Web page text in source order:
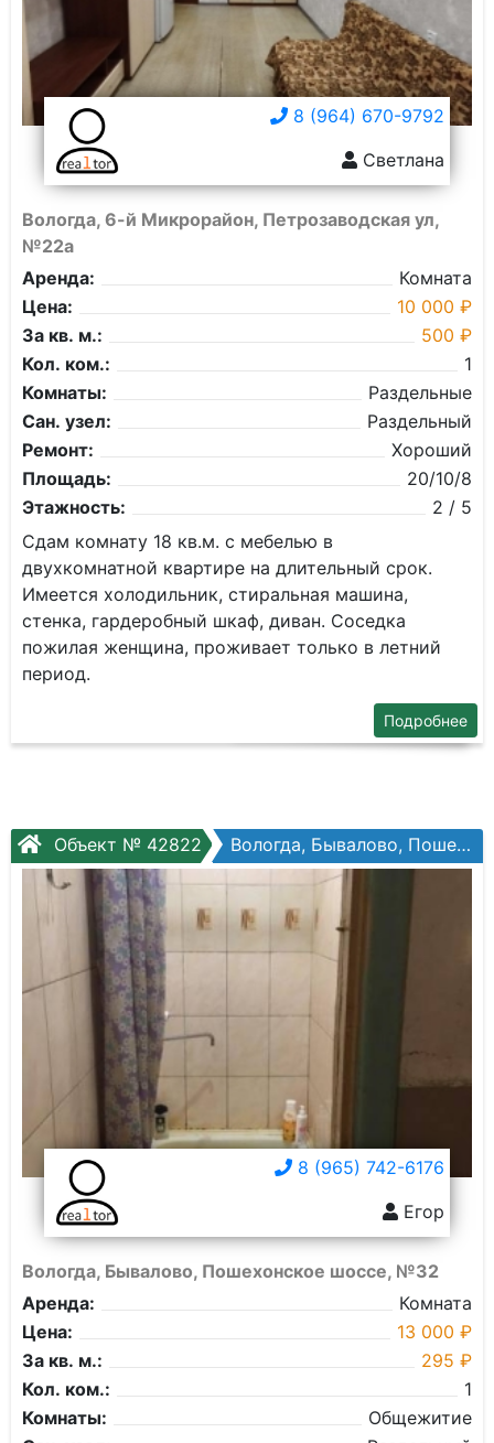
8 (964) 670-9792
Светлана
Вологда, 6-й Микрорайон, Петрозаводская ул,
№22а
Аренда:
Комната
Цена:
10 000 ₽
За кв. м.:
500 ₽
Кол. ком.:
1
Комнаты:
Раздельные
Сан. узел:
Раздельный
Ремонт:
Хороший
Площадь:
20/10/8
Этажность:
2 / 5
Сдам комнату 18 кв.м. с мебелью в
двухкомнатной квартире на длительный срок.
Имеется холодильник, стиральная машина,
стенка, гардеробный шкаф, диван. Соседка
пожилая женщина, проживает только в летний
период.
Подробнее
Объект № 42822 Вологда, Бывалово, Пошехонское шоссе, №32
8 (965) 742-6176
Егор
Вологда, Бывалово, Пошехонское шоссе, №32
Аренда:
Комната
Цена:
13 000 ₽
За кв. м.:
295 ₽
Кол. ком.:
1
Комнаты:
Общежитие